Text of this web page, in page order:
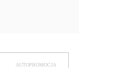
AUTOPROMOCJA